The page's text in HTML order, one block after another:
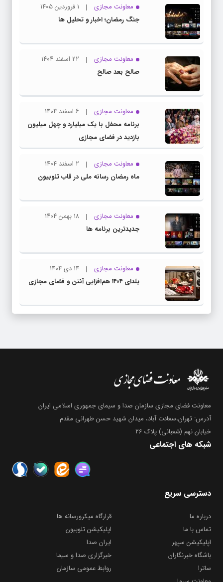
معاونت مجازی
۱ فروردین ۱۴۰۵
جنگ رمضان؛ اخبار و تحلیل ها
معاونت مجازی
۲۲ اسفند ۱۴۰۴
صالح بعد صالح
معاونت مجازی
۶ اسفند ۱۴۰۴
برنامه محفل با یک میلیارد و چهل میلیون
بازدید در فضای مجازی
معاونت مجازی
۲ اسفند ۱۴۰۴
ماه رمضان رسانه ملی در قاب تلوبیون
معاونت مجازی
۱۸ بهمن ۱۴۰۴
جدیدترین برنامه ها
معاونت مجازی
۱۴ دی ۱۴۰۴
یلدای ۱۴۰۴ هم‌افزایی آنتن و فضای مجازی
معاونت فضای مجازی سازمان صدا و سیمای جمهوری اسلامی ایران
آدرس: تهران،سعادت آباد، میدان شهید حسن طهرانی مقدم
خیابان نهم (شعبانی) پلاک 26
شبکه های اجتماعی
دسترسی سریع
درباره ما
قرارگاه میکرورسانه ها
تماس با ما
اپلیکیشن تلوبیون
اپلیکیشن سپهر
ایران صدا
باشگاه خبرنگاران
خبرگزاری صدا و سیما
ساترا
روابط عمومی سازمان